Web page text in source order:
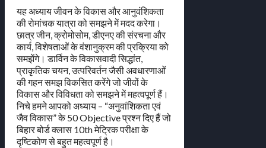
यह अध्याय जीवन के विकास और आनुवंशिकता
की रोमांचक यात्रा को समझने में मदद करेगा।
छात्र जीन, क्रोमोसोम, डीएनए की संरचना और
कार्य, विशेषताओं के वंशानुक्रम की प्रक्रिया को
समझेंगे। डार्विन के विकासवादी सिद्धांत,
प्राकृतिक चयन, उत्परिवर्तन जैसी अवधारणाओं
की गहन समझ विकसित करेंगे जो जीवों के
विकास और विविधता को समझने में महत्वपूर्ण हैं।
निचे हमने आपको अध्याय – “अनुवांशिकता एवं
जैव विकास” के 50 Objective प्रश्न दिए हैं जो
बिहार बोर्ड क्लास 10th मेट्रिक परीक्षा के
दृष्टिकोण से बहुत महत्वपूर्ण है।